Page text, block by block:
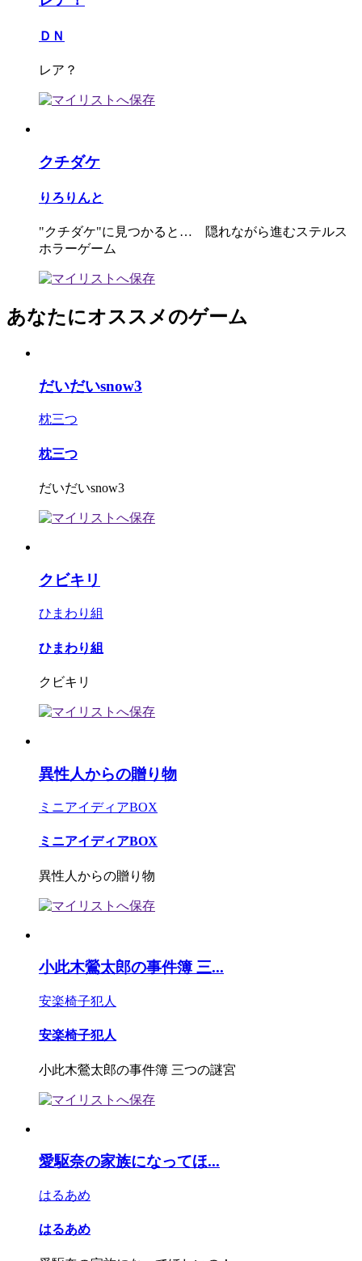
ＤＮ
レア？
クチダケ
りろりんと
"クチダケ"に見つかると… 隠れながら進むステルス
ホラーゲーム
あなたにオススメのゲーム
だいだいsnow3
枕三つ
枕三つ
だいだいsnow3
クビキリ
ひまわり組
ひまわり組
クビキリ
異性人からの贈り物
ミニアイディアBOX
ミニアイディアBOX
異性人からの贈り物
小此木鶯太郎の事件簿 三...
安楽椅子犯人
安楽椅子犯人
小此木鶯太郎の事件簿 三つの謎宮
愛駆奈の家族になってほ...
はるあめ
はるあめ